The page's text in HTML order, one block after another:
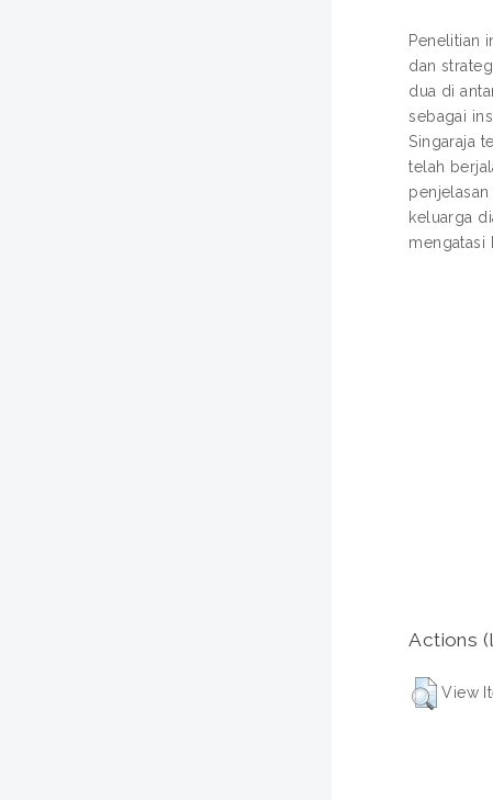
Penelitian
dan
dua di
sebagai
Singaraja
telah
keluarga
mengatasi
Actions
View